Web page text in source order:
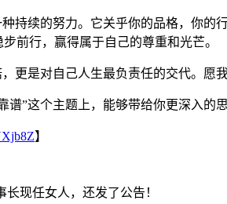
持续的努力。它关乎你的品格，你
前行，赢得属于自己的尊重和光芒。
更是对自己人生最负责任的交代。愿
”这个主题上，能够带给你更深入的思
】
现任女人，还发了公告！